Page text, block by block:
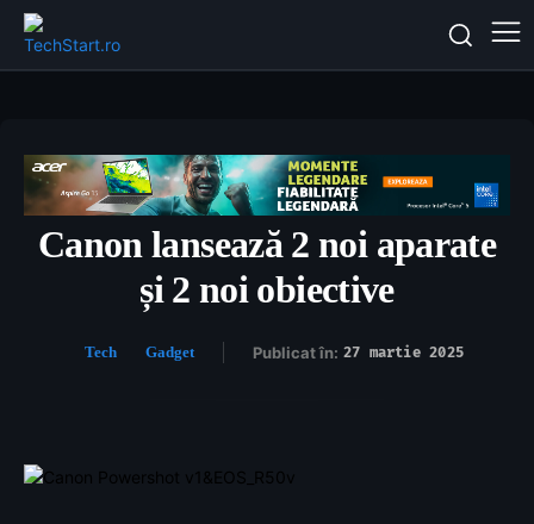
Canon lansează 2 noi aparate
și 2 noi obiective
Tech Gadget Publicat în: 27 martie 2025